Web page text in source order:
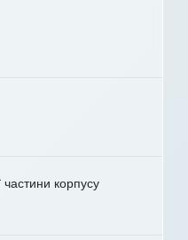
частини корпусу